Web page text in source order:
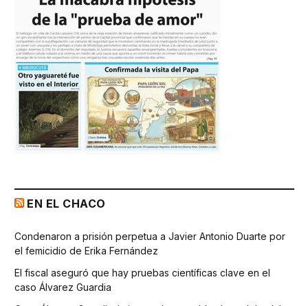
EN EL CHACO
Condenaron a prisión perpetua a Javier Antonio Duarte por
el femicidio de Erika Fernández
El fiscal aseguró que hay pruebas científicas clave en el
caso Álvarez Guardia